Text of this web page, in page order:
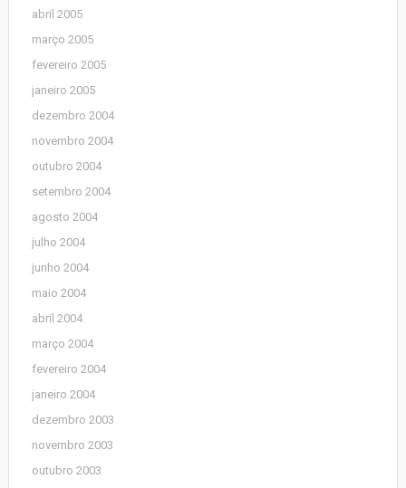
abril 2005
março 2005
fevereiro 2005
janeiro 2005
dezembro 2004
novembro 2004
outubro 2004
setembro 2004
agosto 2004
julho 2004
junho 2004
maio 2004
abril 2004
março 2004
fevereiro 2004
janeiro 2004
dezembro 2003
novembro 2003
outubro 2003